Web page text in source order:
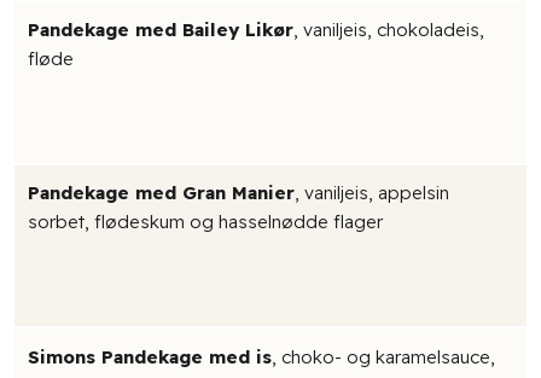
Pandekage med Bailey Likør , vaniljeis, chokoladeis,
fløde
Pandekage med Gran Manier, vaniljeis, appelsin
sorbet, flødeskum og hasselnødde flager
Simons Pandekage med is, choko- og karamelsauce,